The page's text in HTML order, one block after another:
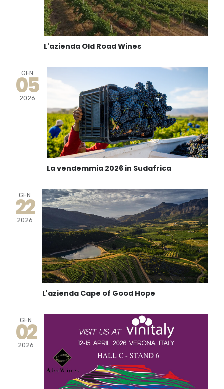
L'azienda Old Road Wines
GEN
05
2026
La vendemmia 2026 in Sudafrica
GEN
22
2026
L'azienda Cape of Good Hope
GEN
02
2026